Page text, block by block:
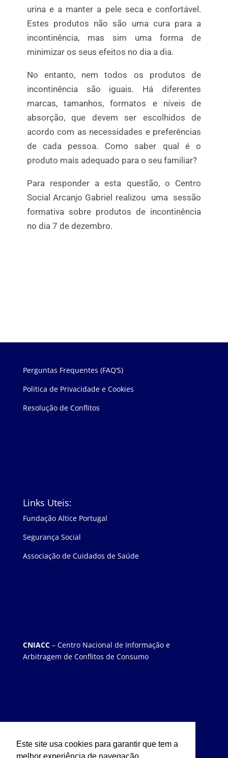
Este site usa cookies para garantir que tem a
urina e a manter a pele seca e confortável.
Estes produtos não são uma cura para a
incontinência, mas sim uma forma de
minimizar os seus efeitos no dia a dia.
No entanto, nem todos os produtos de
incontinência são iguais. Há diferentes
marcas, tamanhos, formatos e níveis de
absorção, que devem ser escolhidos de
acordo com as necessidades e preferências
de cada pessoa. Como saber qual é o
produto mais adequado para o seu familiar?
Para responder a esta questão, o Centro
Social Arcanjo Gabriel realizou uma sessão
formativa sobre produtos de incontinência
no dia 7 de dezembro.
Perguntas Frequentes (FAQ’S)
Politica de Privacidade e Cookies
Resolução de Conflitos
Links Uteis:
Fundação Altice Portugal
Segurança Social
Associação de Cuidados de Saúde
CNIACC– Centro Nacional de Informação e
Arbitragem de Conflitos de Consumo